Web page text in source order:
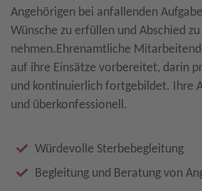
Angehörigen bei anfallenden
Wünsche zu erfüllen und Abschied zu
nehmen.Ehrenamtliche
auf ihre Einsätze vorbereitet, darin
und kontinuierlich fortgebildet. Ihre
und überkonfessionell.
Würdevolle Sterbebegleitung
Begleitung und Beratung von